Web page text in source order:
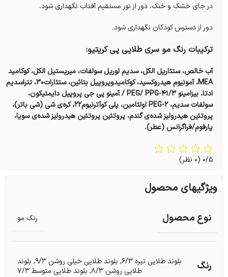
در جای خشک و خنک، دور از نور مستقیم آفتاب‌ نگهداری شود.
دور از دسترس کودکان نگهداری شود.
ترکیبات رنگ مو سری طلایی پی کریتیو:
آب خالص، ستئاریل الکل، سدیم لوریل سولفات، میریستیل الکل، کوکامید
MEA، آمونیوم هیدروکسید، کوکامیدوپروپیل بتائین، ستئارات۳۰، تتراسدیم
ادتا، بیزامینو PEG/ PPG-۴۱/۳‌ / آمینو پی جی پروپیل دایمتیکون،
سولفات سدیم‌، PEG-۲ اولئامین، پلی کوآترنیوم۲۲، کره‌ی شی (شی باتر)،
پروتئین هیدرولیز شده‌ی گندم، پروتئین پروتئین هیدرولیز شده‌ی سویا،
پارفوم/فراگرانس (عطر).
0/5 (0 نظر)
ویژگیهای محصول
نوع محصول رنگ مو
رنگ بلوند طلایی تیره ۶/۳ , بلوند طلایی خیلی روشن ۹/۳ , بلوند
طلایی روشن ۸/۳
, بلوند طلایی متوسط ۷/۳